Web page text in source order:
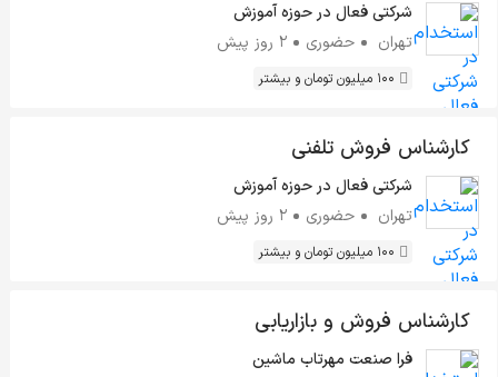
شرکتی فعال در حوزه آموزش
تهران
حضوری 2 روز پیش
100 میلیون تومان و بیشتر
کارشناس فروش تلفنی
شرکتی فعال در حوزه آموزش
تهران
حضوری 2 روز پیش
100 میلیون تومان و بیشتر
کارشناس فروش و بازاریابی
فرا صنعت مهرتاب ماشین